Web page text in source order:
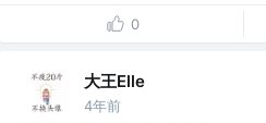
0
大王Elle
4年前